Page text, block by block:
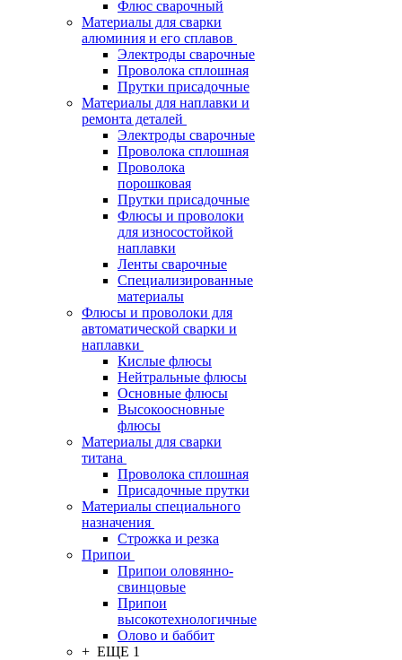
Флюс сварочный
Материалы для сварки
алюминия и его сплавов
Электроды сварочные
Проволока сплошная
Прутки присадочные
Материалы для наплавки и
ремонта деталей
Электроды сварочные
Проволока сплошная
Проволока
порошковая
Прутки присадочные
Флюсы и проволоки
для износостойкой
наплавки
Ленты сварочные
Специализированные
материалы
Флюсы и проволоки для
автоматической сварки и
наплавки
Кислые флюсы
Нейтральные флюсы
Основные флюсы
Высокоосновные
флюсы
Материалы для сварки
титана
Проволока сплошная
Присадочные прутки
Материалы специального
назначения
Строжка и резка
Припои
Припои оловянно-
свинцовые
Припои
высокотехнологичные
Олово и баббит
+ ЕЩЕ 1